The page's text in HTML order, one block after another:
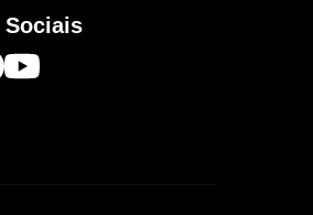
Sociais